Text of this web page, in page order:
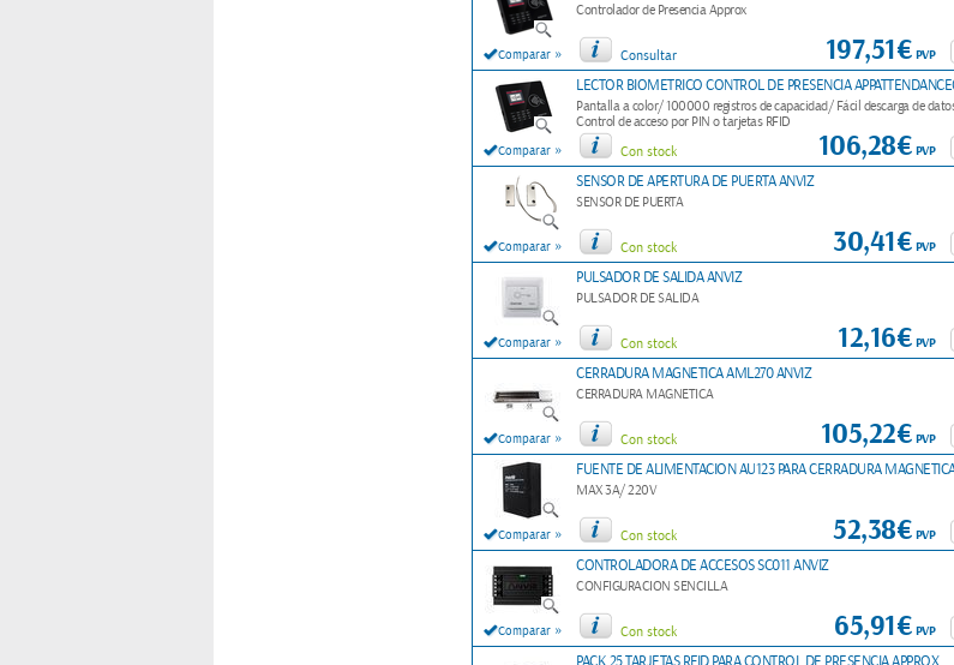
Comparar »
Controlador de Presencia Approx
Consultar 197,51€PVP
Comparar »
LECTOR BIOMETRICO CONTROL DE PRESENCIA
Pantalla a color/ 100000 registros de capacidad/ Fácil descarga de
Control de acceso por PIN o tarjetas RFID
Con stock
106,28€PVP
Comparar »
SENSOR DE APERTURA DE PUERTA ANVIZ
SENSOR DE PUERTA
Con stock 30,41€PVP
Comparar »
PULSADOR DE SALIDA ANVIZ
PULSADOR DE SALIDA
Con stock 12,16€PVP
Comparar »
CERRADURA MAGNETICA AML270 ANVIZ
CERRADURA MAGNETICA
Con stock 105,22€PVP
Comparar »
FUENTE DE ALIMENTACION AU123 PARA CERRADURA
MAX 3A/ 220V
Con stock 52,38€PVP
Comparar »
CONTROLADORA DE ACCESOS SC011 ANVIZ
CONFIGURACION SENCILLA
Con stock 65,91€PVP